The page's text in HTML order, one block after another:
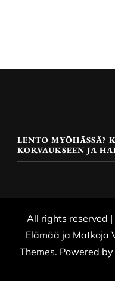
LENTO MYÖHÄSSÄ?
KORVAUKSEEN JA
All rights reserved
Elämää ja Matkoja
Themes. Powered by